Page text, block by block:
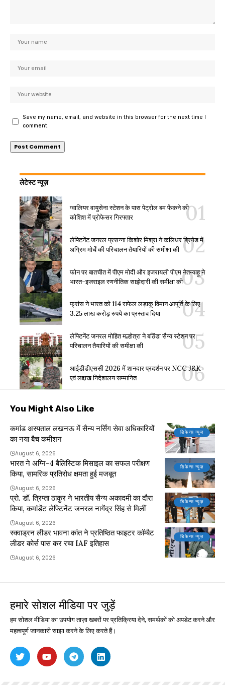
Save my name, email, and website in this browser for the next time I
comment.
लेटेस्ट न्यूज़
ग्वालियर वायुसेना स्टेशन के पास पेट्रोल बम फेंकने की
कोशिश में प्रोफेसर गिरफ्तार
लेफ्टिनेंट जनरल प्रसन्ना किशोर मिश्रा ने कलिधर ब्रिगेड में
अग्रिम मोर्चे की परिचालन तैयारियों की समीक्षा की
फोन पर बातचीत में पीएम मोदी और इजरायली पीएम नेतन्याहू ने
भारत-इजराइल रणनीतिक साझेदारी की समीक्षा की
फ्रांस ने भारत को 114 राफेल लड़ाकू विमान आपूर्ति के लिए
3.25 लाख करोड़ रुपये का प्रस्ताव दिया
लेफ्टिनेंट जनरल मोहित मल्होत्रा ने बठिंडा सैन्य स्टेशन पर
परिचालन तैयारियों की समीक्षा की
आईडीडीएससी 2026 में शानदार प्रदर्शन पर NCC J&K
एवं लद्दाख निदेशालय सम्मानित
You Might Also Like
डिफेन्स न्यूज़
कमांड अस्पताल लखनऊ में सैन्य नर्सिंग सेवा अधिकारियों
का नया बैच कमीशन
August 6, 2026
डिफेन्स न्यूज़
भारत ने अग्नि-4 बैलिस्टिक मिसाइल का सफल परीक्षण
किया, सामरिक प्रतिरोध क्षमता हुई मजबूत
August 6, 2026
डिफेन्स न्यूज़
प्रो. डॉ. त्रिप्ता ठाकुर ने भारतीय सैन्य अकादमी का दौरा
किया, कमांडेंट लेफ्टिनेंट जनरल नागेंद्र सिंह से मिलीं
August 6, 2026
डिफेन्स न्यूज़
स्क्वाड्रन लीडर भावना कांत ने प्रतिष्ठित फाइटर कॉम्बैट
लीडर कोर्स पास कर रचा IAF इतिहास
August 6, 2026
हमारे सोशल मीडिया पर जुड़ें
हम सोशल मीडिया का उपयोग ताज़ा खबरों पर प्रतिक्रिया देने, समर्थकों को अपडेट करने और
महत्वपूर्ण जानकारी साझा करने के लिए करते हैं।